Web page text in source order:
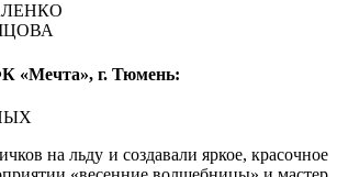
«Мечта», г. Тюмень:
на льду и создавали яркое, красочное